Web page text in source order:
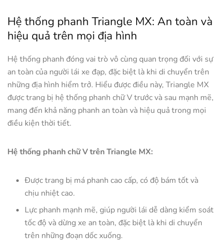
Hệ thống phanh Triangle MX: An toàn và
hiệu quả trên mọi địa hình
Hệ thống phanh đóng vai trò vô cùng quan trọng đối với sự
an toàn của người lái xe đạp, đặc biệt là khi di chuyển trên
những địa hình hiểm trở. Hiểu được điều này, Triangle MX
được trang bị hệ thống phanh chữ V trước và sau mạnh mẽ,
mang đến khả năng phanh an toàn và hiệu quả trong mọi
điều kiện thời tiết.
Hệ thống phanh chữ V trên Triangle MX:
Được trang bị má phanh cao cấp, có độ bám tốt và
chịu nhiệt cao.
Lực phanh mạnh mẽ, giúp người lái dễ dàng kiểm soát
tốc độ và dừng xe an toàn, đặc biệt là khi di chuyển
trên những đoạn dốc xuống.